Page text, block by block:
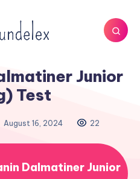
Junior
Test
August 16, 2024 22
Dalmatiner Junior